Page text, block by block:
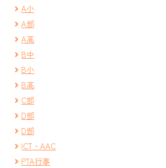
A小
A部
A高
B中
B小
B高
C部
D部
D部
ICT・AAC
PTA行事